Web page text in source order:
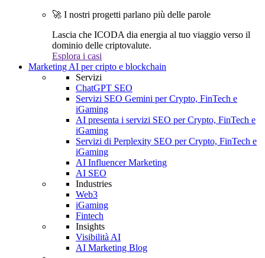
🚀 I nostri progetti parlano più delle parole
Lascia che ICODA dia energia al tuo viaggio verso il
dominio delle criptovalute.
Esplora i casi
Marketing AI per cripto e blockchain
Servizi
ChatGPT SEO
Servizi SEO Gemini per Crypto, FinTech e
iGaming
AI presenta i servizi SEO per Crypto, FinTech e
iGaming
Servizi di Perplexity SEO per Crypto, FinTech e
iGaming
AI Influencer Marketing
AI SEO
Industries
Web3
iGaming
Fintech
Insights
Visibilità AI
AI Marketing Blog